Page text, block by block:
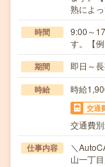
熟によ
時間
9:00～
す。【
期間 即日～
時給 時給
交通
交通費
仕事内容
＼
山一丁